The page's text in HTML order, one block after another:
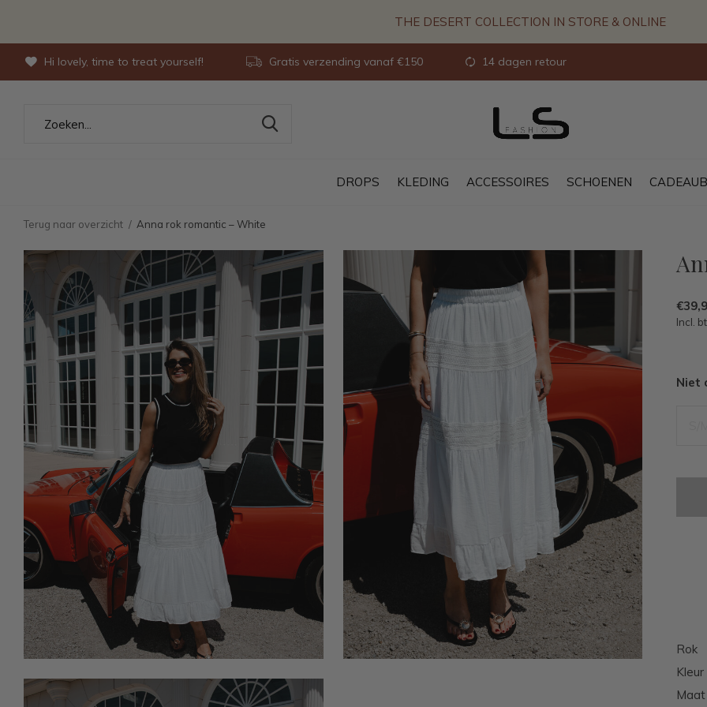
DROPS KLEDING ACCESSOIRES SCHOENEN
Hi lovely, time to treat yourself! Gratis verzending vanaf €150 14 dagen retour
THE DESERT COLLECTION IN STORE & ONLINE
Terug naar overzicht Anna rok romantic – White
Incl.
Niet
Rok